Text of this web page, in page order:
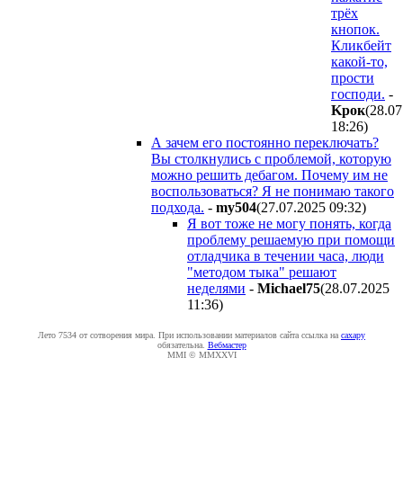
трёх
кнопок.
Кликбейт
какой-то,
прости
господи. -
Kpoк
18:26)
А зачем его постоянно переключать?
Вы столкнулись с проблемой, которую
можно решить дебагом. Почему им не
воспользоваться? Я не понимаю такого
подхода. - my504(27.07.2025 09:32)
Я вот тоже не могу понять, когда
проблему решаемую при помощи
отладчика в течении часа, люди
"методом тыка" решают
неделями - Michael75(28.07.2025
11:36)
Лето 7534 от сотворения мира. При использовании материалов сайта ссылка на caxapу
обязательна. Вебмастер
MMI © MMXXVI